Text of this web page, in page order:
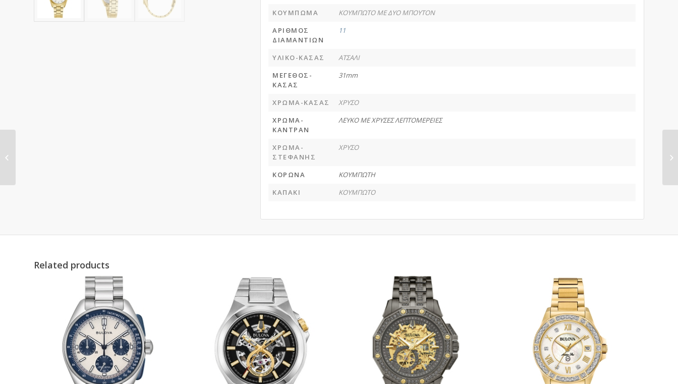
ΚΟΥΜΠΩΜΑ
ΚΟΥΜΠΩΤΟ ΜΕ ΔΥΟ ΜΠΟΥΤΟΝ
ΑΡΙΘΜΟΣ
ΔΙΑΜΑΝΤΙΩΝ
11
ΥΛΙΚΟ-ΚΑΣΑΣ
ΑΤΣΑΛΙ
ΜΕΓΕΘΟΣ-
ΚΑΣΑΣ
31mm
ΧΡΩΜΑ-ΚΑΣΑΣ
ΧΡΥΣΟ
ΧΡΩΜΑ-
ΚΑΝΤΡΑΝ
ΛΕΥΚΟ ΜΕ ΧΡΥΣΕΣ ΛΕΠΤΟΜΕΡΕΙΕΣ
ΧΡΩΜΑ-
ΣΤΕΦΑΝΗΣ
ΧΡΥΣΟ
ΚΟΡΩΝΑ
ΚΟΥΜΠΩΤΗ
ΚΑΠΑΚΙ
ΚΟΥΜΠΩΤΟ
Related products